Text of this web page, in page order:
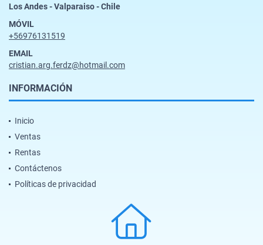
Los Andes - Valparaiso - Chile
MÓVIL
+56976131519
EMAIL
cristian.arg.ferdz@hotmail.com
INFORMACIÓN
Inicio
Ventas
Rentas
Contáctenos
Políticas de privacidad